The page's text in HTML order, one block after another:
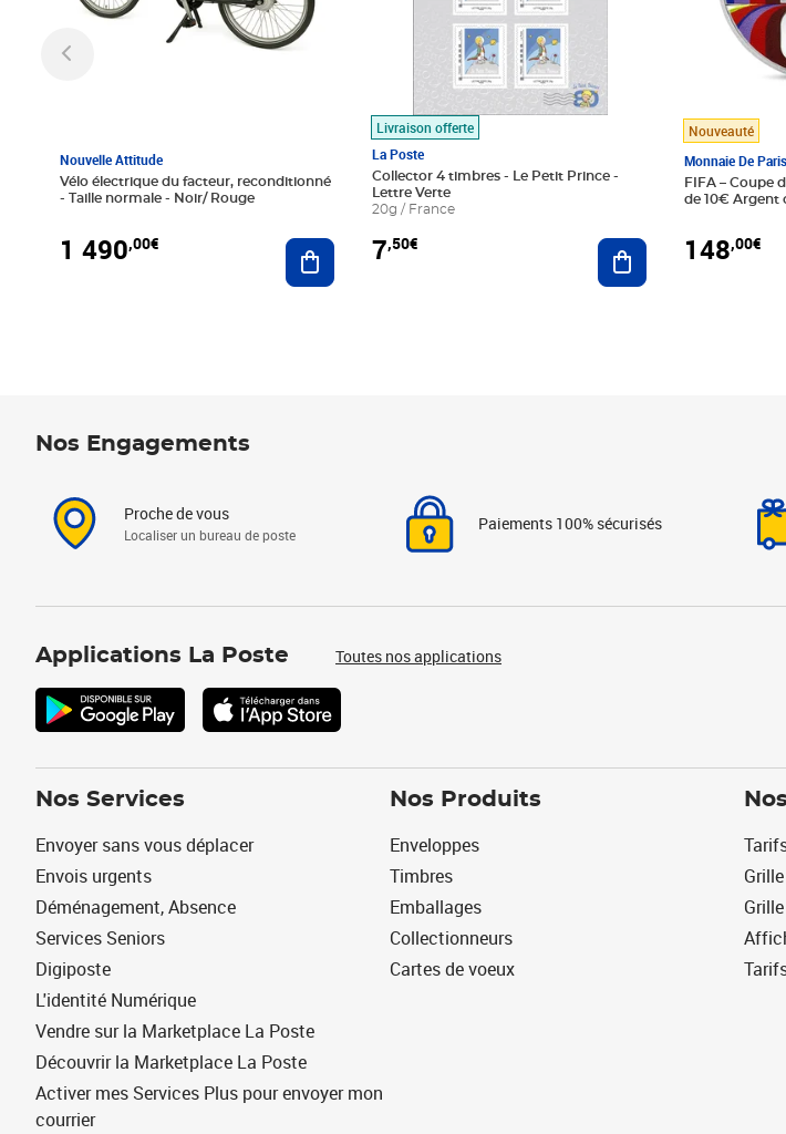
Nouvelle Attitude
Vélo électrique du facteur, reconditionné
- Taille normale - Noir/ Rouge
1 490,00€ Ajouter au panier
Livraison offerte
La Poste
Collector 4 timbres - Le Petit Prince -
Lettre Verte
20g / France
7,50€ Ajouter au panier
Nouveauté
Monnaie De Paris
FIFA – Coupe
de 10€ Argent
148,00€
Nos Engagements
Proche de vous
Localiser un bureau de poste
Paiements 100% sécurisés
Applications La Poste Toutes nos applications
Nos Services
Envoyer sans vous déplacer
Envois urgents
Déménagement, Absence
Services Seniors
Digiposte
L'identité Numérique
Vendre sur la Marketplace La Poste
Découvrir la Marketplace La Poste
Activer mes Services Plus pour envoyer mon
courrier
Nos Produits
Enveloppes
Timbres
Emballages
Collectionneurs
Cartes de voeux